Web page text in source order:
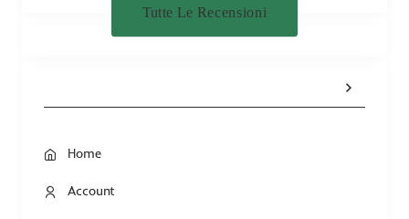
Tutte Le Recensioni
Home
Account